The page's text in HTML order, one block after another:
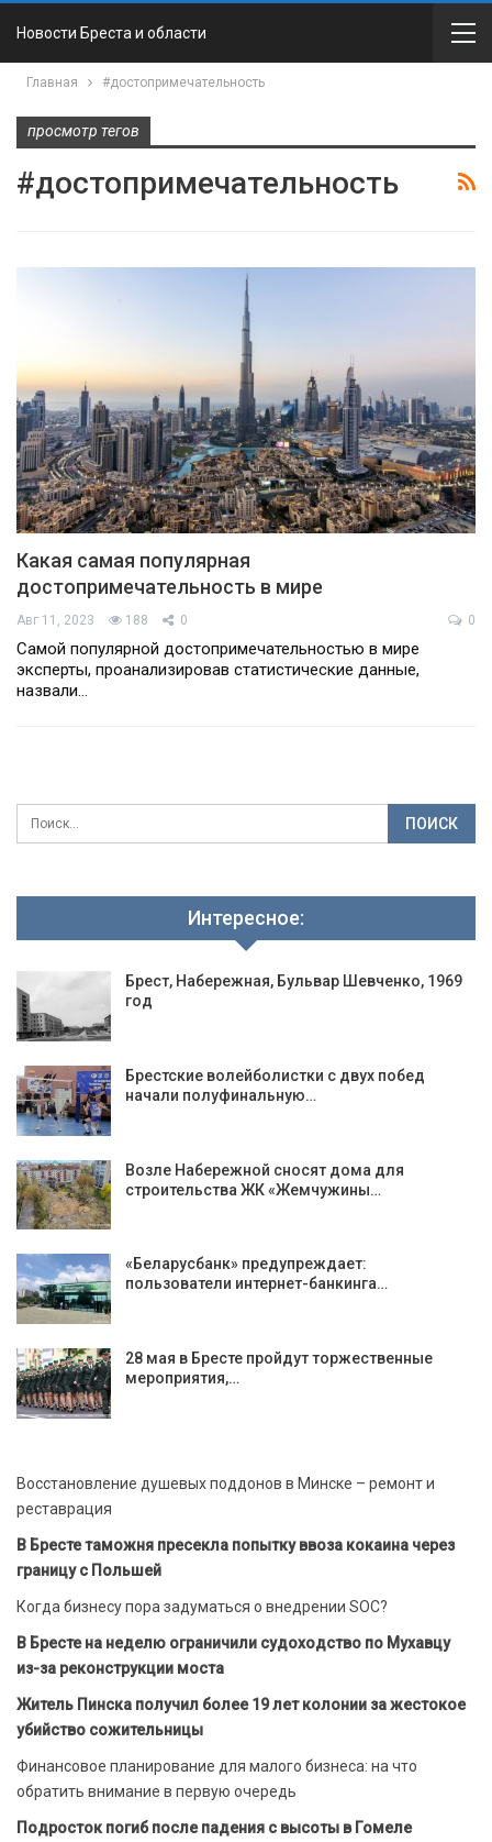
Новости Бреста и области
Главная #достопримечательность
просмотр тегов
#достопримечательность
Какая самая популярная
достопримечательность в мире
Авг 11, 2023 188 0 0
Самой популярной достопримечательностью в мире
эксперты, проанализировав статистические данные,
назвали…
Интересное:
Брест, Набережная, Бульвар Шевченко, 1969
год
Брестские волейболистки с двух побед
начали полуфинальную…
Возле Набережной сносят дома для
строительства ЖК «Жемчужины…
«Беларусбанк» предупреждает:
пользователи интернет-банкинга…
28 мая в Бресте пройдут торжественные
мероприятия,…
Восстановление душевых поддонов в Минске – ремонт и
реставрация
В Бресте таможня пресекла попытку ввоза кокаина через
границу с Польшей
Когда бизнесу пора задуматься о внедрении SOC?
В Бресте на неделю ограничили судоходство по Мухавцу
из-за реконструкции моста
Житель Пинска получил более 19 лет колонии за жестокое
убийство сожительницы
Финансовое планирование для малого бизнеса: на что
обратить внимание в первую очередь
Подросток погиб после падения с высоты в Гомеле